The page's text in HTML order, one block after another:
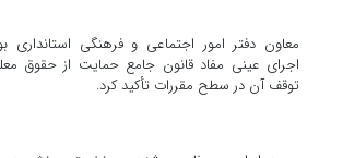
معاون دفتر امور اجتماعی و فرهنگی استانداری
اجرای عینی مفاد قانون جامع حمایت از حقوق
توقف آن در سطح مقررات تأکید کرد.